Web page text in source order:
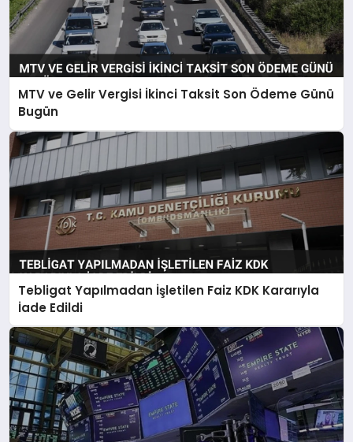
MTV ve Gelir Vergisi İkinci Taksit Son Ödeme Günü
Bugün
Tebligat Yapılmadan İşletilen Faiz KDK Kararıyla
İade Edildi